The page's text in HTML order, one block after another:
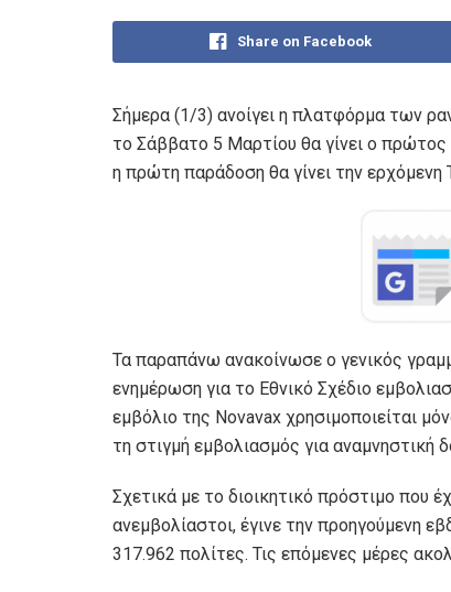
Share on Facebook
Σήμερα (1/3) ανοίγει η πλατφόρμα των
το Σάββατο 5 Μαρτίου θα γίνει ο
η πρώτη παράδοση θα γίνει την ερχόμενη
Τα παραπάνω ανακοίνωσε ο γενικός
ενημέρωση για το Εθνικό Σχέδιο
εμβόλιο της Novavax χρησιμοποιείται
τη στιγμή εμβολιασμός για αναμνηστική
Σχετικά με το διοικητικό πρόστιμο που
ανεμβολίαστοι, έγινε την προηγούμενη
317.962 πολίτες. Τις επόμενες μέρες